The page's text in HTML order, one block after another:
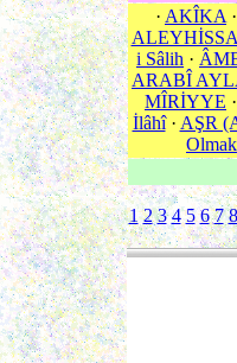
· AKÎKA ·
i Sâlih ·
ARABÎ
MÎRİYYE ·
İlâhî· AŞR
Olmak
1 2 3 4 5 6 7 8